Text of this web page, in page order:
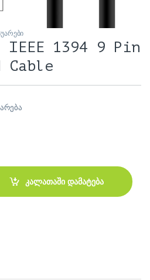
1394 9 Pin
Cable
400 4 PIN Cable quantity
კალათაში დამატება